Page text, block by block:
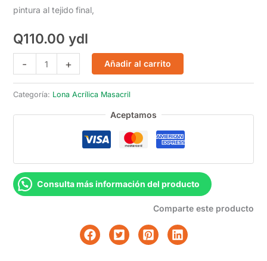
pintura al tejido final,
Q110.00 ydl
-
Masacril
Rayas
Aries
+ Añadir al carrito
Categoría: Lona Acrílica Masacril
Aceptamos
Consulta más información del producto
Comparte este producto